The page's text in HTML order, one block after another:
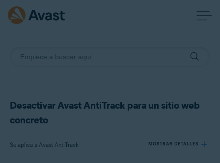
Desactivar Avast AntiTrack para un sitio web
concreto
Se aplica a Avast AntiTrack MOSTRAR DETALLES